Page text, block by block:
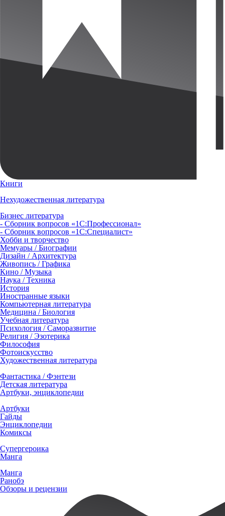
Книги
Нехудожественная литература
Бизнес литература
- Сборник вопросов «1С:Профессионал»
- Сборник вопросов «1С:Специалист»
Хобби и творчество
Мемуары / Биографии
Дизайн / Архитектура
Живопись / Графика
Кино / Музыка
Наука / Техника
История
Иностранные языки
Компьютерная литература
Медицина / Биология
Учебная литература
Психология / Саморазвитие
Религия / Эзотерика
Философия
Фотоискусство
Художественная литература
Фантастика / Фэнтези
Детская литература
Артбуки, энциклопедии
Артбуки
Гайды
Энциклопедии
Комиксы
Супергероика
Манга
Манга
Ранобэ
Обзоры и рецензии